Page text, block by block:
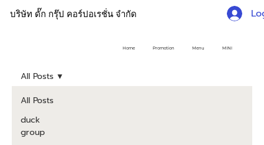
บริษัท ดั๊ก กรุ๊ป คอร์ปอเรชั่น จำกัด
Home Promotion Menu MINI
All Posts
duck
group
All Posts